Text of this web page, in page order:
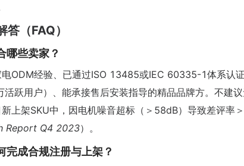
答（FAQ）
哪些卖家？
ODM经验、已通过ISO 13485或IEC 60335-1体系认
活跃用户）、能承接售后安装指导的精品品牌方。不
上架SKU中，因电机噪音超标（＞58dB）导致差评率
Report Q4 2023）。
完成合规注册与上架？